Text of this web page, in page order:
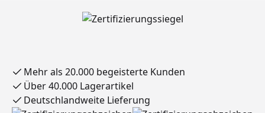
Mehr als 20.000 begeisterte Kunden
Über 40.000 Lagerartikel
Deutschlandweite Lieferung